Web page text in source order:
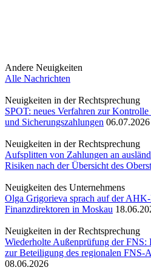
Andere Neuigkeiten
Alle Nachrichten
Neuigkeiten in der Rechtsprechung
SPOT: neues Verfahren zur
und Sicherungszahlungen 06.07.2026
Neuigkeiten in der Rechtsprechung
Aufsplitten von Zahlungen an
Risiken nach der Übersicht des
Neuigkeiten des Unternehmens
Olga Grigorieva sprach auf der
Finanzdirektoren in Moskau
Neuigkeiten in der Rechtsprechung
Wiederholte Außenprüfung der FNS:
zur Beteiligung des regionalen FNS-
08.06.2026